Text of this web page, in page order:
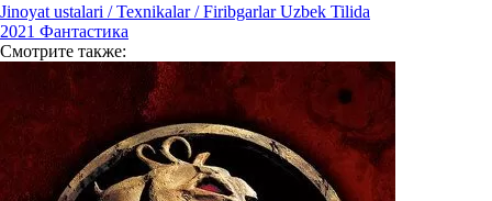
Jinoyat ustalari / Texnikalar / Firibgarlar Uzbek Tilida
2021 Фантастика
Смотрите также: